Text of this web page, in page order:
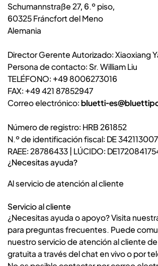
Schumannstraße 27, 6.º piso,
60325 Fráncfort del Meno
Alemania
Director Gerente Autorizado: Xiaoxiang
Persona de contacto: Sr. William Liu
TELÉFONO: +49 8006273016
FAX: +49 421 87852947
Correo electrónico:bluetti-
Número de registro: HRB 261852
N.º de identificación fiscal: DE 342113007
RAEE: 28786433 | LÚCIDO:
¿Necesitas ayuda?
Al servicio de atención al cliente
Servicio al cliente
¿Necesitas ayuda o apoyo? Visita
para preguntas frecuentes. Puede
nuestro servicio de atención al cliente
gratuita a través del chat en vivo o por